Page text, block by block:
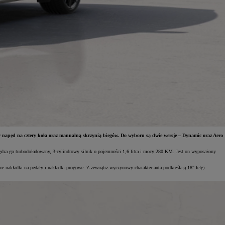
na cztery koła oraz manualną skrzynią biegów. Do wyboru są dwie wersje – Dynamic oraz Aero
go turbodoładowany, 3-cylindrowy silnik o pojemności 1,6 litra i mocy 280 KM. Jest on wyposażony
na pedały i nakładki progowe. Z zewnątrz wyczynowy charakter auta podkreślają 18" felgi